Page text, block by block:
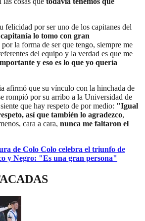
felicidad por ser uno de los capitanes del
lo tomo con gran
por la forma de ser que tengo, siempre me
del equipo y la verdad es que me
y eso es lo que yo quería
afirmó que su vínculo con la hinchada de
rompió por su arribo a la Universidad de
que hay respeto de por medio: "Igual
así que también lo agradezco,
cara a cara, nunca me faltaron el
de Colo Colo celebra el triunfo de
y Negro: "Es una gran persona"